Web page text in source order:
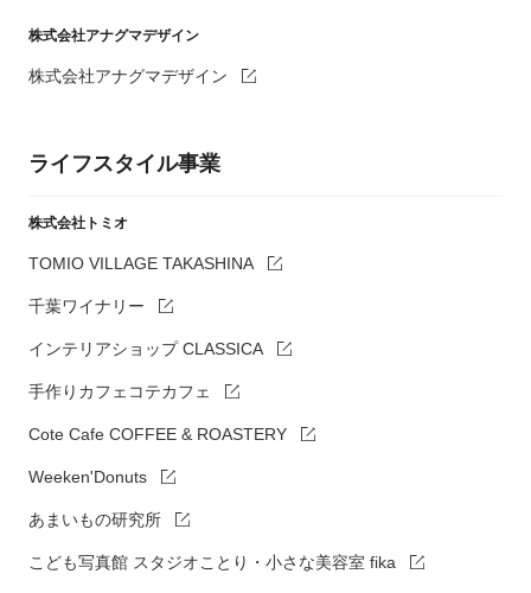
株式会社アナグマデザイン
株式会社アナグマデザイン
ライフスタイル事業
株式会社トミオ
TOMIO VILLAGE TAKASHINA
千葉ワイナリー
インテリアショップ CLASSICA
手作りカフェコテカフェ
Cote Cafe COFFEE & ROASTERY
Weeken'Donuts
あまいもの研究所
こども写真館 スタジオことり・小さな美容室 fika